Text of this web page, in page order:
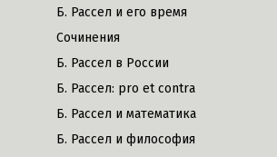
Б. Рассел и его время
Сочинения
Б. Рассел в России
Б. Рассел: pro et contra
Б. Рассел и математика
Б. Рассел и философия